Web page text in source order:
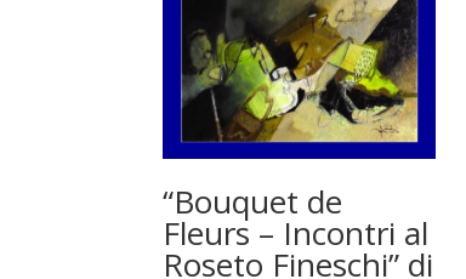
“Bouquet de
Fleurs – Incontri al
Roseto Fineschi” di